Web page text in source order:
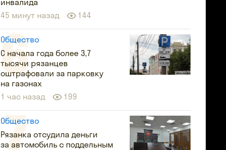
инвалида
45 минут назад
144
Общество
С начала года более 3,7
тысячи рязанцев
оштрафовали за парковку
на газонах
1 час назад
199
Общество
Рязанка отсудила деньги
за автомобиль с поддельным